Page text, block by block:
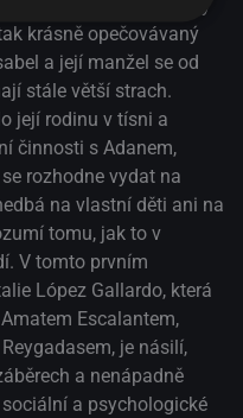
odešla, však už nikdy
krásně opečovávaný
a její manžel se od
stále větší strach.
její rodinu v tísni a
činnosti s Adanem,
rozhodne vydat na
na vlastní děti ani na
tomu, jak to v
V tomto prvním
López Gallardo, která
Escalantem,
je násilí,
a nenápadně
a psychologické